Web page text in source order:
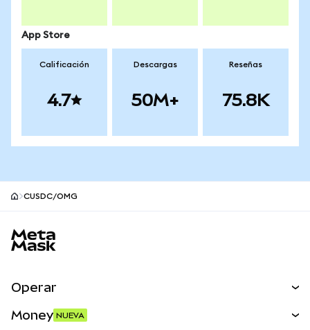
App Store
Calificación
4.7
Descargas
50M+
Reseñas
75.8K
CUSDC/OMG
Operar
Money NUEVA